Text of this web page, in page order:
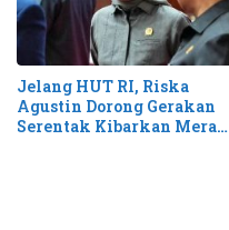
Jelang HUT RI, Riska
Agustin Dorong Gerakan
Serentak Kibarkan Merah